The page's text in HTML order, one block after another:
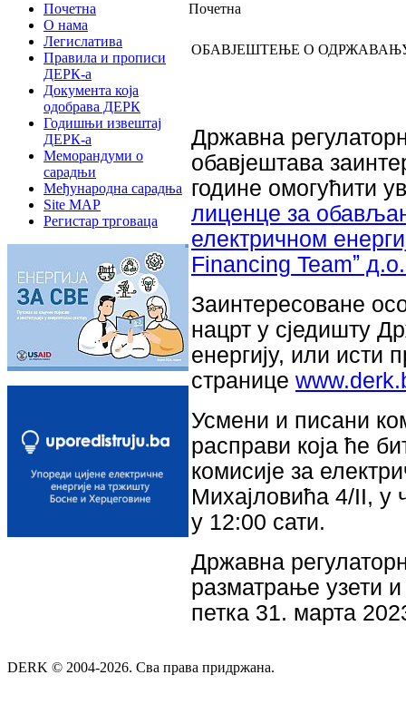
Почетна
О нама
Легислатива
Правила и прописи
ДЕРК-а
Документа која
одобрава ДЕРК
Годишњи извештај
ДЕРК-а
Меморандуми о
сарадњи
Међународна сарадња
Site MAP
Регистар трговаца
Почетна
ОБАВЈЕШТЕЊЕ О
Државна
обавјештава
године омогућити
лиценце за
електричном
Financing Teamˮ
Заинтересоване
нацрт у сједишту
енергију, или исти
странице
Усмени и писани
расправи која ће
комисије за
Михајловића 4/II, у
у 12:00 сати.
Државна
разматрање узети
петка 31. марта
DERK © 2004-2026. Сва права придржана.